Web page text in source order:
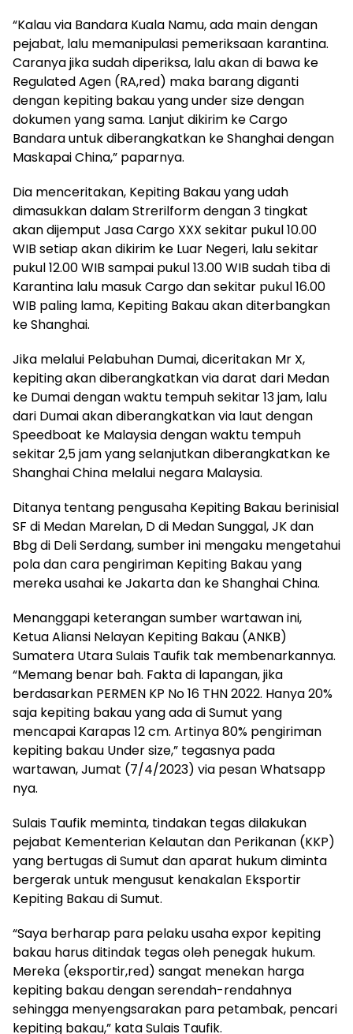
“Kalau via Bandara Kuala Namu, ada main dengan
pejabat, lalu memanipulasi pemeriksaan karantina.
Caranya jika sudah diperiksa, lalu akan di bawa ke
Regulated Agen (RA,red) maka barang diganti
dengan kepiting bakau yang under size dengan
dokumen yang sama. Lanjut dikirim ke Cargo
Bandara untuk diberangkatkan ke Shanghai dengan
Maskapai China,” paparnya.
Dia menceritakan, Kepiting Bakau yang udah
dimasukkan dalam Strerilform dengan 3 tingkat
akan dijemput Jasa Cargo XXX sekitar pukul 10.00
WIB setiap akan dikirim ke Luar Negeri, lalu sekitar
pukul 12.00 WIB sampai pukul 13.00 WIB sudah tiba di
Karantina lalu masuk Cargo dan sekitar pukul 16.00
WIB paling lama, Kepiting Bakau akan diterbangkan
ke Shanghai.
Jika melalui Pelabuhan Dumai, diceritakan Mr X,
kepiting akan diberangkatkan via darat dari Medan
ke Dumai dengan waktu tempuh sekitar 13 jam, lalu
dari Dumai akan diberangkatkan via laut dengan
Speedboat ke Malaysia dengan waktu tempuh
sekitar 2,5 jam yang selanjutkan diberangkatkan ke
Shanghai China melalui negara Malaysia.
Ditanya tentang pengusaha Kepiting Bakau berinisial
SF di Medan Marelan, D di Medan Sunggal, JK dan
Bbg di Deli Serdang, sumber ini mengaku mengetahui
pola dan cara pengiriman Kepiting Bakau yang
mereka usahai ke Jakarta dan ke Shanghai China.
Menanggapi keterangan sumber wartawan ini,
Ketua Aliansi Nelayan Kepiting Bakau (ANKB)
Sumatera Utara Sulais Taufik tak membenarkannya.
“Memang benar bah. Fakta di lapangan, jika
berdasarkan PERMEN KP No 16 THN 2022. Hanya 20%
saja kepiting bakau yang ada di Sumut yang
mencapai Karapas 12 cm. Artinya 80% pengiriman
kepiting bakau Under size,” tegasnya pada
wartawan, Jumat (7/4/2023) via pesan Whatsapp
nya.
Sulais Taufik meminta, tindakan tegas dilakukan
pejabat Kementerian Kelautan dan Perikanan (KKP)
yang bertugas di Sumut dan aparat hukum diminta
bergerak untuk mengusut kenakalan Eksportir
Kepiting Bakau di Sumut.
“Saya berharap para pelaku usaha expor kepiting
bakau harus ditindak tegas oleh penegak hukum.
Mereka (eksportir,red) sangat menekan harga
kepiting bakau dengan serendah-rendahnya
sehingga menyengsarakan para petambak, pencari
kepiting bakau,” kata Sulais Taufik.